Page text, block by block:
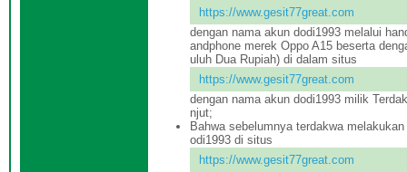
https://www.gesit77great.com
dengan nama akun dodi1993 melalui
andphone merek Oppo A15 beserta
uluh Dua Rupiah) di dalam situs
https://www.gesit77great.com
dengan nama akun dodi1993 milik
njut;
Bahwa sebelumnya terdakwa
odi1993 di situs
https://www.gesit77great.com